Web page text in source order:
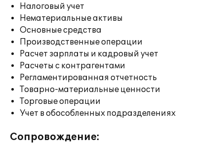
Налоговый учет
Нематериальные активы
Основные средства
Производственные операции
Расчет зарплаты и кадровый учет
Расчеты с контрагентами
Регламентированная отчетность
Товарно-материальные ценности
Торговые операции
Учет в обособленных подразделениях
Сопровождение: